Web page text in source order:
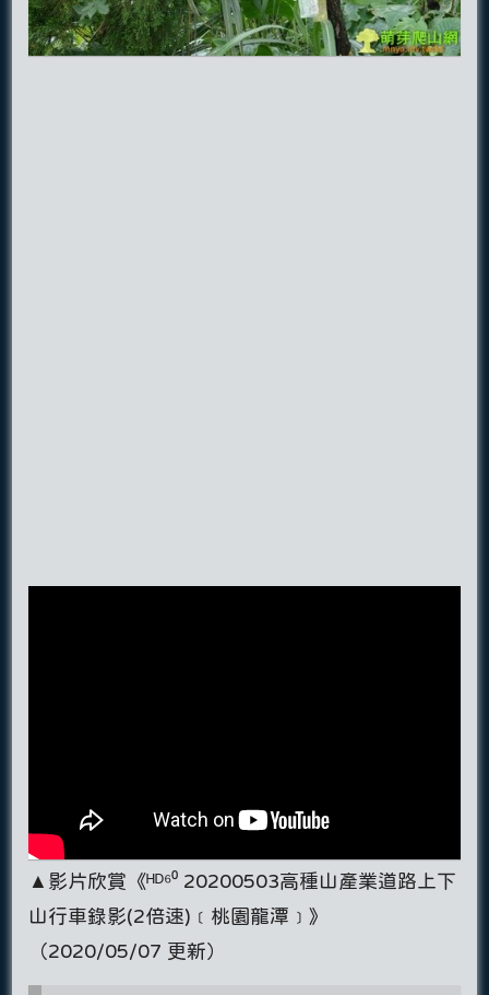
▲影片欣賞《ᴴᴰ⁶⁰ 20200503高種山產業道路上下
山行車錄影(2倍速)﹝桃園龍潭﹞》
（2020/05/07 更新）